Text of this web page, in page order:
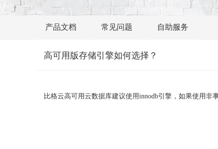
产品文档 常见问题 自助服务
高可用版存储引擎如何选择？
比格云高可用云数据库建议使用innodb引擎，如果使用非